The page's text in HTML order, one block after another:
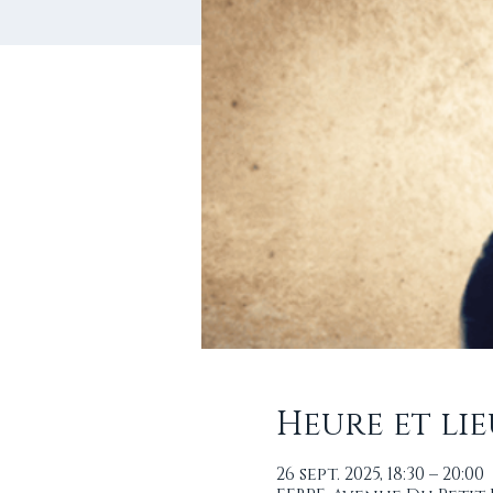
Heure et
26 sept. 2025, 18:30 – 20:00